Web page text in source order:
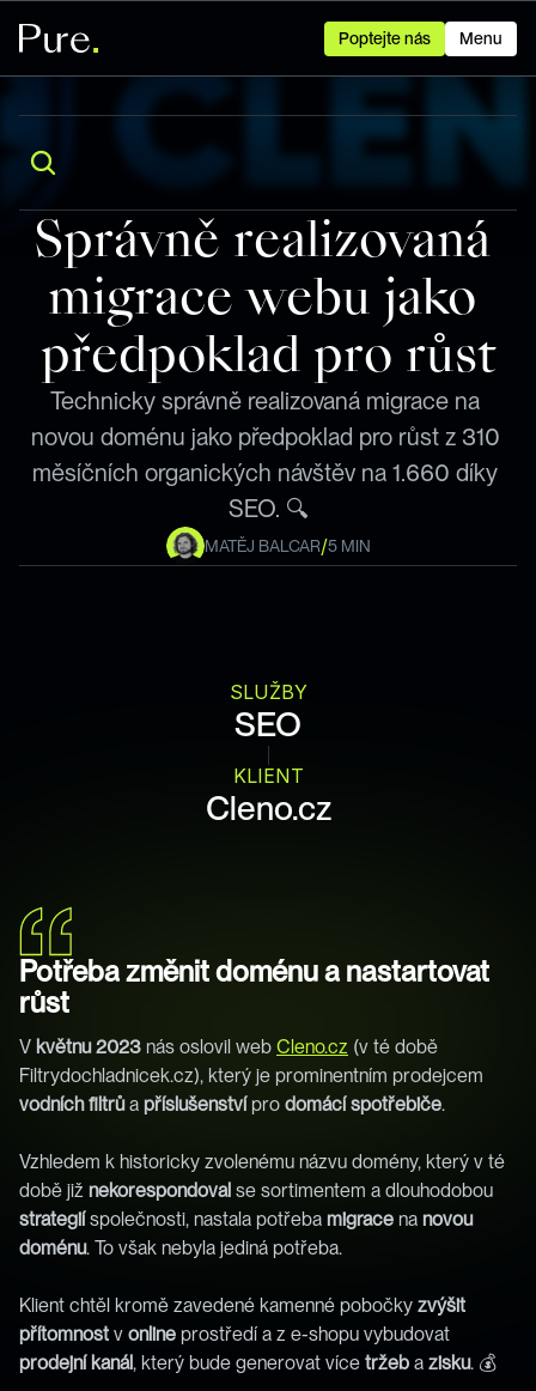
Menu
Poptejte nás
Správně realizovaná
migrace webu jako
předpoklad pro růst
Technicky správně realizovaná migrace na
novou doménu jako předpoklad pro růst z 310
měsíčních organických návštěv na 1.660 díky
SEO. 🔍
MATĚJ BALCAR/5 MIN
SLUŽBY
SEO
KLIENT
Cleno.cz
Potřeba změnit doménu a nastartovat
růst
V květnu 2023 nás oslovil web Cleno.cz (v té době
vodních filtrů a příslušenství pro domácí spotřebiče.
Vzhledem k historicky zvolenému názvu domény, který v té
době již nekorespondoval
strategií společnosti, nastala potřeba migrace na novou
doménu. To však nebyla jediná potřeba.
Klient chtěl kromě zavedené kamenné pobočky zvýšit
přítomnost v online
prodejní kanál, který bude generovat více tržeb a zisku. 💰